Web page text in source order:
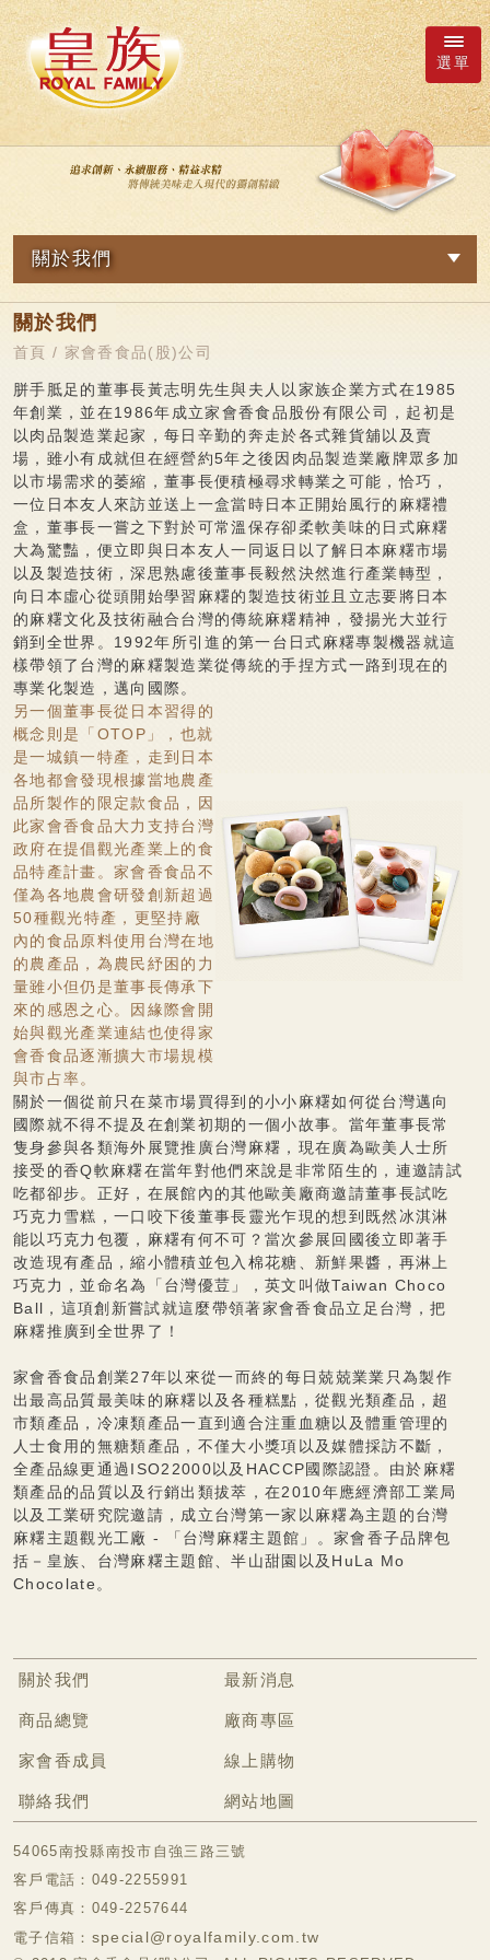
選單
語系
繁體中文
日本語
English
简体中文
關於我們
最新消息
商品總覽
廠商專區
家會香成員
線上購物
聯絡我們
關於我們
家會香食品(股)公司
大事紀
企業社會責任
社會公益
專業廠房
認證與獎項
關於我們
首頁 / 家會香食品(股)公司
胼手胝足的董事長黃志明先生與夫人以家族企業方式在1985
年創業，並在1986年成立家會香食品股份有限公司，起初是
以肉品製造業起家，每日辛勤的奔走於各式雜貨舖以及賣
場，雖小有成就但在經營約5年之後因肉品製造業廠牌眾多加
以市場需求的萎縮，董事長便積極尋求轉業之可能，恰巧，
一位日本友人來訪並送上一盒當時日本正開始風行的麻糬禮
盒，董事長一嘗之下對於可常溫保存卻柔軟美味的日式麻糬
大為驚豔，便立即與日本友人一同返日以了解日本麻糬市場
以及製造技術，深思熟慮後董事長毅然決然進行產業轉型，
向日本虛心從頭開始學習麻糬的製造技術並且立志要將日本
的麻糬文化及技術融合台灣的傳統麻糬精神，發揚光大並行
銷到全世界。1992年所引進的第一台日式麻糬專製機器就這
樣帶領了台灣的麻糬製造業從傳統的手捏方式一路到現在的
專業化製造，邁向國際。
另一個董事長從日本習得的
概念則是「OTOP」，也就
是一城鎮一特產，走到日本
各地都會發現根據當地農產
品所製作的限定款食品，因
此家會香食品大力支持台灣
政府在提倡觀光產業上的食
品特產計畫。家會香食品不
僅為各地農會研發創新超過
50種觀光特產，更堅持廠
內的食品原料使用台灣在地
的農產品，為農民紓困的力
量雖小但仍是董事長傳承下
來的感恩之心。因緣際會開
始與觀光產業連結也使得家
會香食品逐漸擴大市場規模
與市占率。
關於一個從前只在菜市場買得到的小小麻糬如何從台灣邁向
國際就不得不提及在創業初期的一個小故事。當年董事長常
隻身參與各類海外展覽推廣台灣麻糬，現在廣為歐美人士所
接受的香Q軟麻糬在當年對他們來說是非常陌生的，連邀請試
吃都卻步。正好，在展館內的其他歐美廠商邀請董事長試吃
巧克力雪糕，一口咬下後董事長靈光乍現的想到既然冰淇淋
能以巧克力包覆，麻糬有何不可？當次參展回國後立即著手
改造現有產品，縮小體積並包入棉花糖、新鮮果醬，再淋上
巧克力，並命名為「台灣優荳」，英文叫做Taiwan Choco
Ball，這項創新嘗試就這麼帶領著家會香食品立足台灣，把
麻糬推廣到全世界了！
家會香食品創業27年以來從一而終的每日兢兢業業只為製作
出最高品質最美味的麻糬以及各種糕點，從觀光類產品，超
市類產品，冷凍類產品一直到適合注重血糖以及體重管理的
人士食用的無糖類產品，不僅大小獎項以及媒體採訪不斷，
全產品線更通過ISO22000以及HACCP國際認證。由於麻糬
類產品的品質以及行銷出類拔萃，在2010年應經濟部工業局
以及工業研究院邀請，成立台灣第一家以麻糬為主題的台灣
麻糬主題觀光工廠 - 「台灣麻糬主題館」。家會香子品牌包
括－皇族、台灣麻糬主題館、半山甜園以及HuLa Mo
Chocolate。
關於我們 最新消息
商品總覽 廠商專區
家會香成員 線上購物
聯絡我們 網站地圖
54065南投縣南投市自強三路三號
客戶電話：049-2255991
客戶傳真：049-2257644
電子信箱： special@royalfamily.com.tw